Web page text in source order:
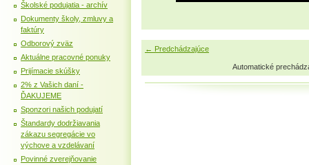
← Predchádzajúce
Automatické
Školské podujatia - archív
Dokumenty školy, zmluvy a
faktúry
Odborový zväz
Aktuálne pracovné ponuky
Prijímacie skúšky
2% z Vašich daní -
ĎAKUJEME
Sponzori našich podujatí
Štandardy dodržiavania
zákazu segregácie vo
výchove a vzdelávaní
Povinné zverejňovanie